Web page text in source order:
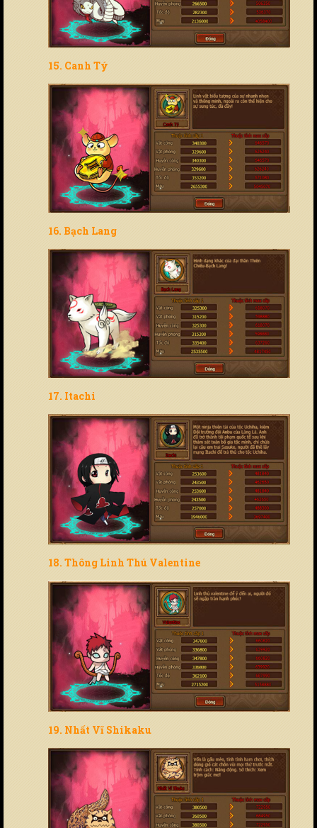
15. Canh Tý
16. Bạch Lang
17. Itachi
18. Thông Linh Thú Valentine
19. Nhất Vĩ Shikaku